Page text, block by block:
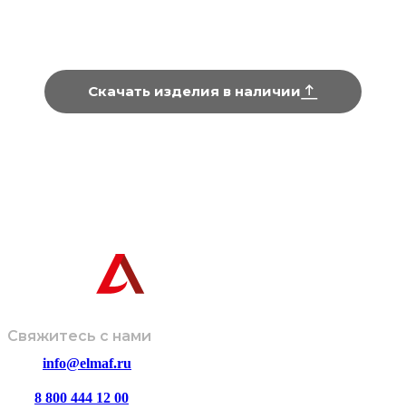
Скачать изделия в наличии
Свяжитесь с нами
info@elmaf.ru
8 800 444 12 00